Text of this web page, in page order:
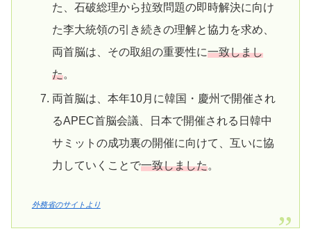
た、石破総理から拉致問題の即時解決に向け
た李大統領の引き続きの理解と協力を求め、
両首脳は、その取組の重要性に一致しまし
た。
両首脳は、本年10月に韓国・慶州で開催され
るAPEC首脳会議、日本で開催される日韓中
サミットの成功裏の開催に向けて、互いに協
力していくことで一致しました。
外務省のサイトより